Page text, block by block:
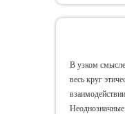
В узком смысле
весь круг
Неоднозначные